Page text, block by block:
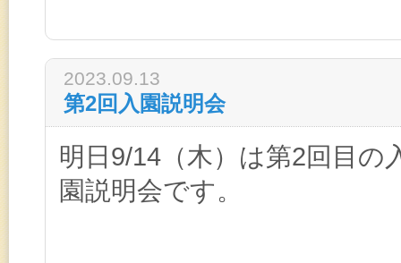
2023.09.13
第2回入園説明会
明日9/14（木）は第2回目の
園説明会です。